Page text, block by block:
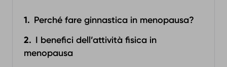
Perché fare ginnastica in menopausa?
I benefici dell’attività fisica in
menopausa